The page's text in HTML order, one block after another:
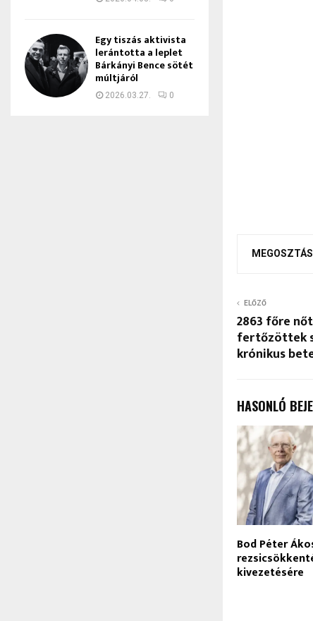
MEGOSZTÁS
ELŐZŐ
2863 főre
fertőzöttek
krónikus
HASONLÓ
Bod Péter
kivezetésére
Egy tiszás aktivista
lerántotta a leplet
Bárkányi Bence sötét
múltjáról
2026.03.27. 0